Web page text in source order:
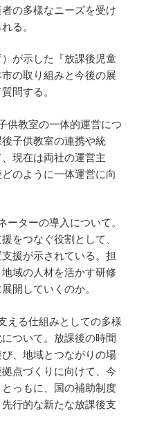
の多様なニーズを受け
る。
が示した『放課後児童
の取り組みと今後の展
問する。
供教室の一体的運営につ
子供教室の連携や統
現在は両社の運営主
のように一体運営に向
ーターの導入について。
をつなぐ役割として、
援が示されている。担
域の人材を活かす研修
開していくのか。
える仕組みとしての多様
ついて。放課後の時間
、地域とつながりの場
点づくりに向けて、今
っもに、国の補助制度
行的な新たな放課後支